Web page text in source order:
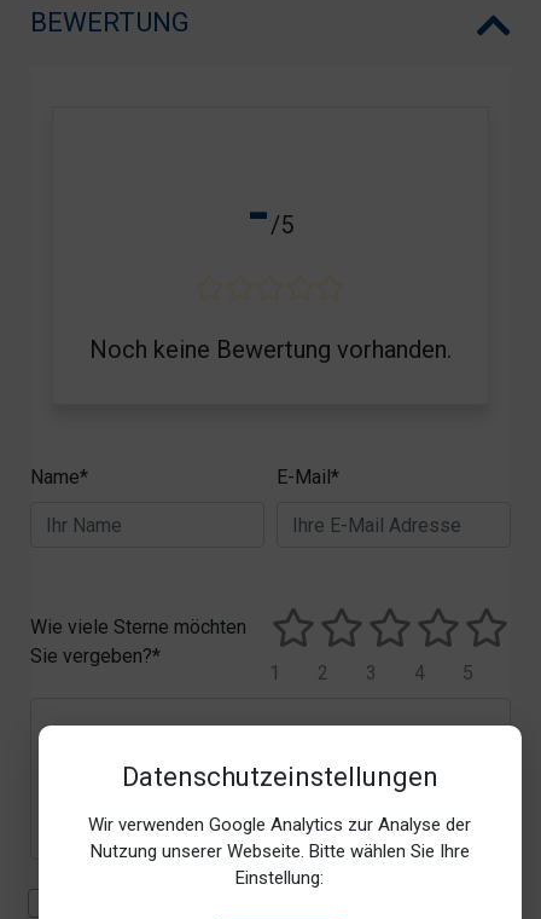
Datenschutzeinstellungen
Wir verwenden Google Analytics zur Analyse der
Nutzung unserer Webseite. Bitte wählen Sie Ihre
Einstellung:
BEWERTUNG
-/5
Noch keine Bewertung vorhanden.
Name* E-Mail*
Wie viele Sterne möchten
Sie vergeben?*
5
4
3
2
1